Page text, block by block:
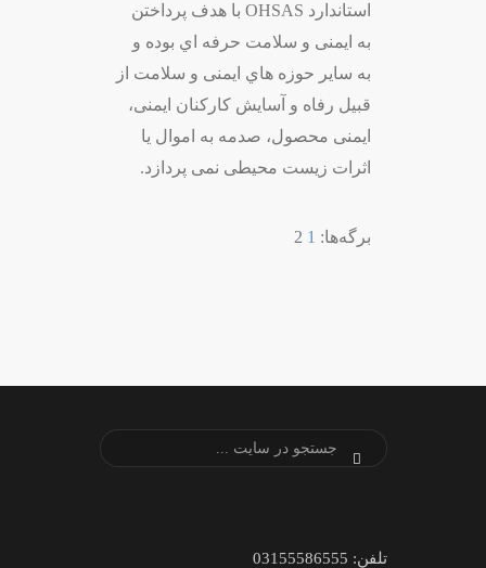
استاندارد OHSAS با هدف پرداختن
به ایمنی و سلامت حرفه اي بوده و
به سایر حوزه هاي ایمنی و سلامت از
قبیل رفاه و آسایش کارکنان ایمنی،
ایمنی محصول، صدمه به اموال یا
اثرات زیست محیطی نمی پردازد.
برگه‌ها: 1
2
تلفن: 03155586555